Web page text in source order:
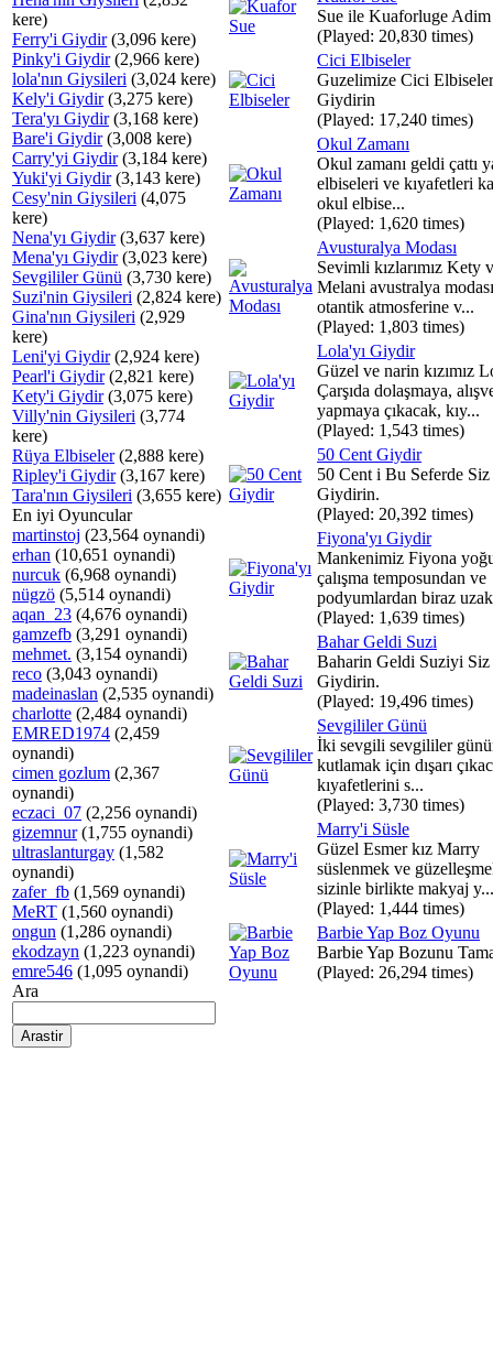
kere)
Ferry'i Giydir(3,096 kere)
Pinky'i Giydir(2,966 kere)
lola'nın Giysileri (3,024 kere)
Kely'i Giydir(3,275 kere)
Tera'yı Giydir(3,168 kere)
Bare'i Giydir(3,008 kere)
Carry'yi Giydir(3,184 kere)
Yuki'yi Giydir(3,143 kere)
Cesy'nin Giysileri (4,075
kere)
Nena'yı Giydir(3,637 kere)
Mena'yı Giydir(3,023 kere)
Sevgililer Günü (3,730 kere)
Suzi'nin Giysileri (2,824 kere)
Gina'nın Giysileri (2,929
kere)
Leni'yi Giydir(2,924 kere)
Pearl'i Giydir(2,821 kere)
Kety'i Giydir(3,075 kere)
Villy'nin Giysileri (3,774
kere)
Rüya Elbiseler(2,888 kere)
Ripley'i Giydir(3,167 kere)
Tara'nın Giysileri (3,655 kere)
En iyi Oyuncular
martinstoj (23,564 oynandi)
erhan (10,651 oynandi)
nurcuk (6,968 oynandi)
nügzö (5,514 oynandi)
aqan_23 (4,676 oynandi)
gamzefb (3,291 oynandi)
mehmet. (3,154 oynandi)
reco (3,043 oynandi)
madeinaslan (2,535 oynandi)
charlotte (2,484 oynandi)
EMRED1974 (2,459
oynandi)
cimen gozlum (2,367
oynandi)
eczaci_07 (2,256 oynandi)
gizemnur(1,755 oynandi)
ultraslanturgay (1,582
oynandi)
zafer_fb (1,569 oynandi)
MeRT (1,560 oynandi)
ongun (1,286 oynandi)
ekodzayn (1,223 oynandi)
emre546 (1,095 oynandi)
Ara
Sue ile Kuaforluge
(Played: 20,830 times)
Cici Elbiseler
Guzelimize Cici Elbiseler
Giydirin
(Played: 17,240 times)
Okul Zamanı
Okul zamanı geldi çattı
elbiseleri ve kıyafetleri
okul elbise...
(Played: 1,620 times)
Avusturalya Modası
Sevimli kızlarımız Kety
Melani avustralya
otantik atmosferine v...
(Played: 1,803 times)
Lola'yı Giydir
Güzel ve narin kızımız
Çarşıda dolaşmaya,
yapmaya çıkacak, kıy...
(Played: 1,543 times)
50 Cent Giydir
50 Cent i Bu Seferde Siz
Giydirin.
(Played: 20,392 times)
Fiyona'yı Giydir
Mankenimiz Fiyona
çalışma temposundan ve
podyumlardan biraz
(Played: 1,639 times)
Bahar Geldi Suzi
Baharin Geldi Suziyi Siz
Giydirin.
(Played: 19,496 times)
Sevgililer Günü
İki sevgili sevgililer
kutlamak için dışarı
kıyafetlerini s...
(Played: 3,730 times)
Marry'i Süsle
Güzel Esmer kız Marry
süslenmek ve
sizinle birlikte makyaj y...
(Played: 1,444 times)
Barbie Yap Boz Oyunu
Barbie Yap Bozunu
(Played: 26,294 times)